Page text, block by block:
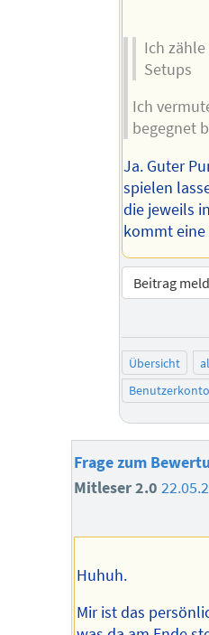
Ich
Setups
Ich
begegnet
Ja. Guter
spielen
die jeweils
kommt eine
Beitrag
Übersicht
Frage zum
Mitleser 2.0
Huhuh.
Mir ist das